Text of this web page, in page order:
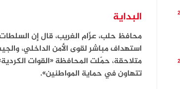
البداية
محافظ حلب، عزّام الغريب، قال إن
استهداف مباشر لقوى الأمن الداخلي،
متلاحقة، حمّلت المحافظة «القوات
تتهاون في حماية المواطنين».